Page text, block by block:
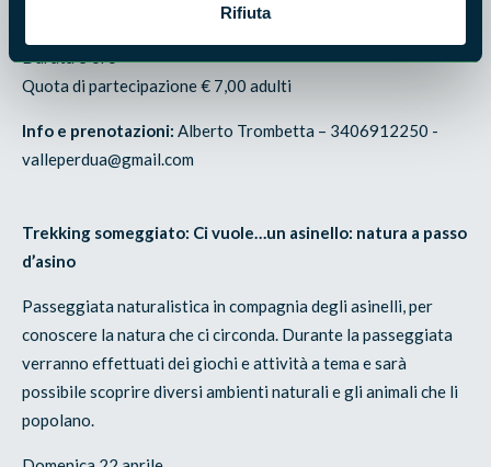
Rifiuta
Quota di partecipazione € 7,00 adulti
Info e prenotazioni: Alberto Trombetta – 3406912250 -
valleperdua@gmail.com
Trekking someggiato: Ci vuole…un asinello: natura a passo
d’asino
Passeggiata naturalistica in compagnia degli asinelli, per
conoscere la natura che ci circonda. Durante la passeggiata
verranno effettuati dei giochi e attività a tema e sarà
possibile scoprire diversi ambienti naturali e gli animali che li
popolano.